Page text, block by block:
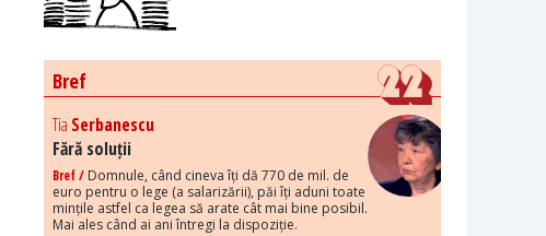
Bref
Tia Serbanescu
Fără soluții
Bref / Domnule, când cineva îți dă 770 de mil. de
euro pentru o lege (a salarizării), păi îți aduni toate
mințile astfel ca legea să arate cât mai bine posibil.
Mai ales când ai ani întregi la dispoziție.